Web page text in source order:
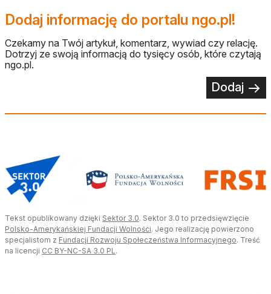
Dodaj informację do portalu ngo.pl!
Czekamy na Twój artykuł, komentarz, wywiad czy relację.
Dotrzyj ze swoją informacją do tysięcy osób, które czytają
ngo.pl.
Dodaj
Tekst opublikowany dzięki Sektor 3.0 otwiera się w nowej karcie
. Sektor 3.0 to przedsięwzięcie
Polsko-Amerykańskiej Fundacji Wolności otwiera się w nowej karcie
. Jego realizację powierzono
specjalistom z Fundacji Rozwoju Społeczeństwa Informacyjnego otwiera
. Treść
na licencji CC BY-NC-SA 3.0 PL .